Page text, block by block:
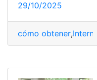
29/10/2025
cómo obtener,Internet